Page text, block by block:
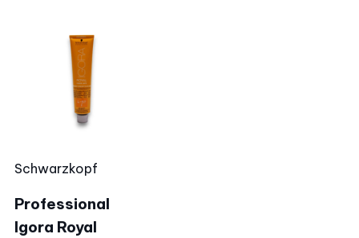
Schwarzkopf
Professional
Igora Royal